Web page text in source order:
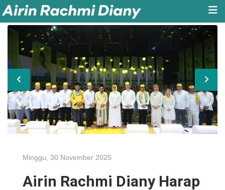
Minggu, 30 November 2025
Airin Rachmi Diany Harap